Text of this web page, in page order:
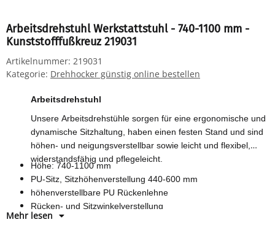
Arbeitsdrehstuhl Werkstattstuhl - 740-1100 mm -
Kunststofffußkreuz 219031
Artikelnummer: 219031
Kategorie: Drehhocker günstig online bestellen
Arbeitsdrehstuhl
Unsere Arbeitsdrehstühle sorgen für eine ergonomische und
dynamische Sitzhaltung, haben einen festen Stand und sind
höhen- und neigungsverstellbar sowie leicht und flexibel,
widerstandsfähig und pflegeleicht.
Höhe: 740-1100 mm
PU-Sitz, Sitzhöhenverstellung 440-600 mm
höhenverstellbare PU Rückenlehne
Rücken- und Sitzwinkelverstellung
160 mm Gasfeder
Mehr lesen